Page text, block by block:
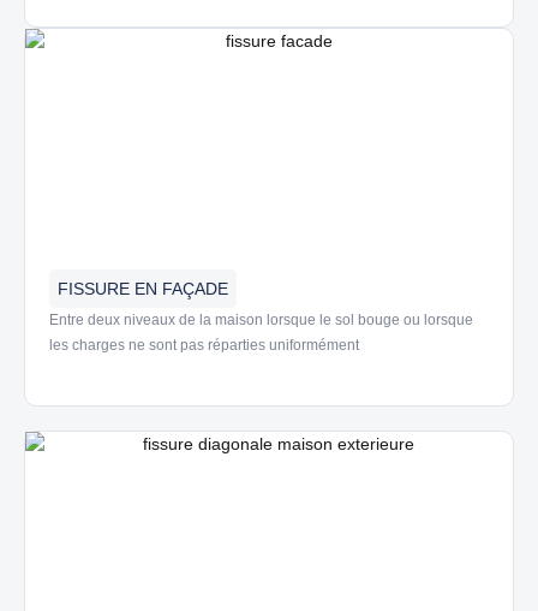
FISSURE EN FAÇADE
Entre deux niveaux de la maison lorsque le sol bouge ou lorsque
les charges ne sont pas réparties uniformément